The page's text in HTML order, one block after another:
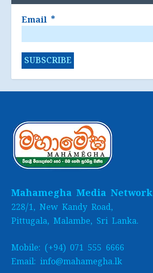
Email *
Mahamegha Media Network
228/1, New Kandy Road,
Pittugala, Malambe, Sri Lanka.
Mobile: (+94) 071 555 6666
Email: info@mahamegha.lk